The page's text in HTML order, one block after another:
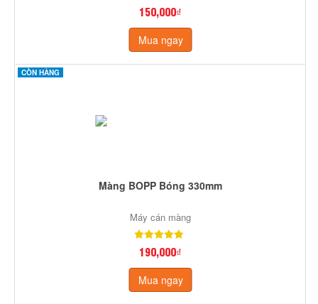
150,000₫
Mua ngay
CÒN HÀNG
Màng BOPP Bóng 330mm
Máy cán màng
190,000₫
Mua ngay